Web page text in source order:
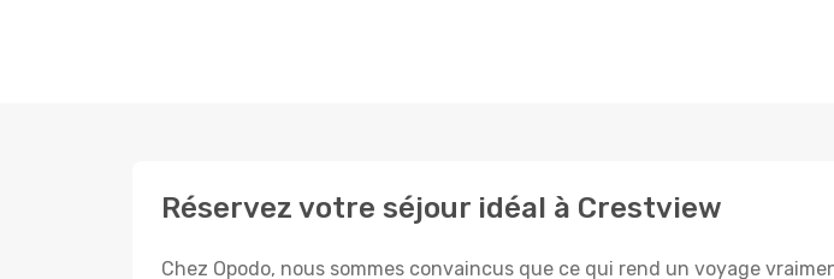
Réservez votre séjour idéal à Crestview
Chez Opodo, nous sommes convaincus que ce qui rend un voyage